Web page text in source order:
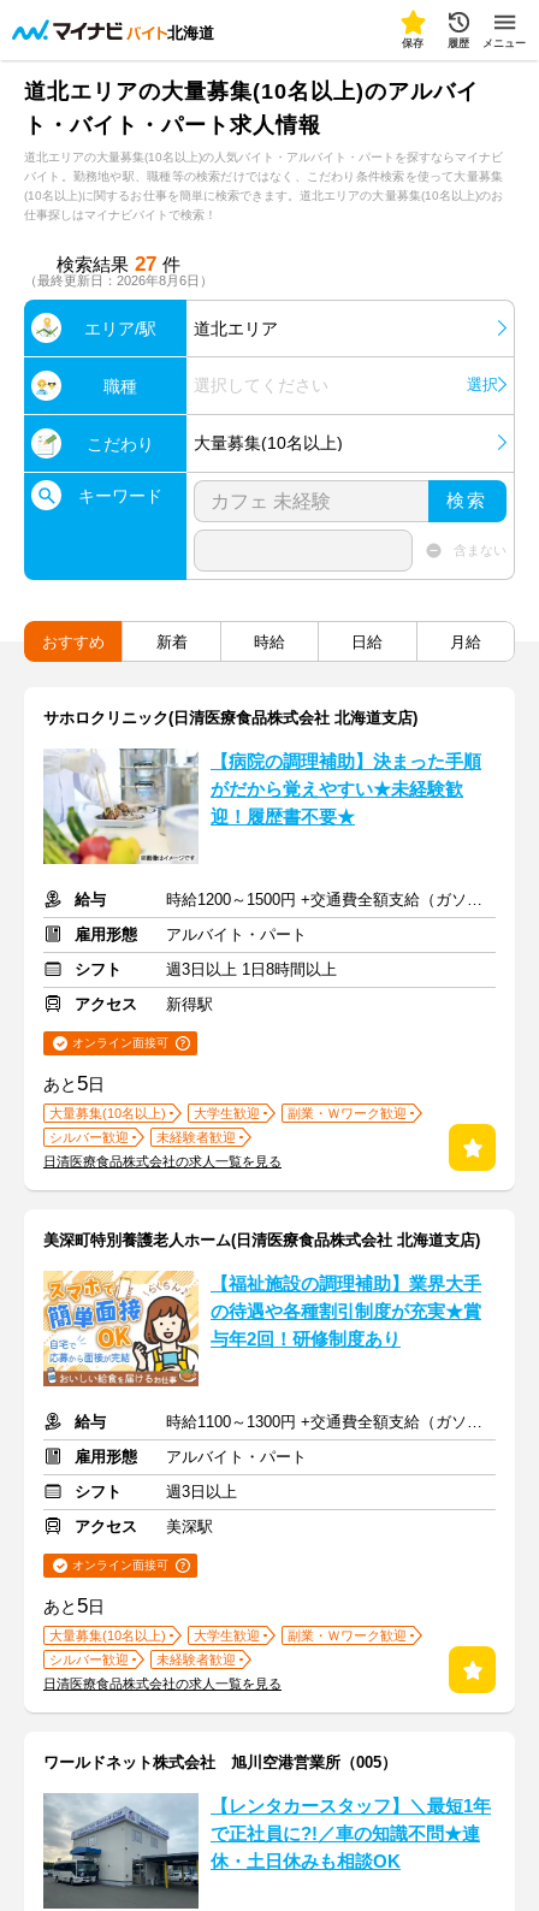
北海道
保存 履歴 メニュー
道北エリアの大量募集(10名以上)のアルバイ
ト・バイト・パート求人情報
道北エリアの大量募集(10名以上)の人気バイト・アルバイト・パートを探すならマイナビ
バイト。勤務地や駅、職種等の検索だけではなく、こだわり条件検索を使って大量募集
(10名以上)に関するお仕事を簡単に検索できます。道北エリアの大量募集(10名以上)のお
仕事探しはマイナビバイトで検索！
検索結果 27 件
（最終更新日：2026年8月6日）
エリア/駅 道北エリア
職種 選択してください 選択
こだわり 大量募集(10名以上)
キーワード 検索
含まない
おすすめ 新着 時給 日給 月給
サホロクリニック(日清医療食品株式会社 北海道支店)
【病院の調理補助】決まった手順
がだから覚えやすい★未経験歓
迎！履歴書不要★
給与
時給1200～1500円 +交通費全額支給（ガソリン代も支給）
雇用形態
アルバイト・パート
シフト
週3日以上 1日8時間以上
アクセス
新得駅
オンライン面接可
あと 5日
大量募集(10名以上) 大学生歓迎
副業・Ｗワーク歓迎
シルバー歓迎
未経験者歓迎
日清医療食品株式会社の求人一覧を見る
美深町特別養護老人ホーム(日清医療食品株式会社 北海道支店)
【福祉施設の調理補助】業界大手
の待遇や各種割引制度が充実★賞
与年2回！研修制度あり
給与
時給1100～1300円 +交通費全額支給（ガソリン代も支給）
雇用形態
アルバイト・パート
シフト
週3日以上
アクセス
美深駅
オンライン面接可
あと 5日
大量募集(10名以上) 大学生歓迎
副業・Ｗワーク歓迎
シルバー歓迎
未経験者歓迎
日清医療食品株式会社の求人一覧を見る
ワールドネット株式会社 旭川空港営業所（005）
【レンタカースタッフ】＼最短1年
で正社員に?!／車の知識不問★連
休・土日休みも相談OK